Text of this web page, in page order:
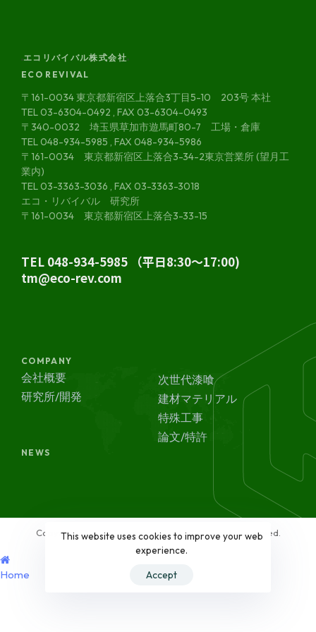
エコリバイバル株式会社
ECO REVIVAL
〒161-0034 東京都新宿区上落合3丁目5-10 203号 本社
TEL 03-6304-0492 , FAX 03-6304-0493
〒340-0032 埼玉県草加市遊馬町80-7 工場・倉庫
TEL 048-934-5985 , FAX 048-934-5986
〒161-0034 東京都新宿区上落合3-34-2東京営業所 (望月工
業内)
TEL 03-3363-3036 , FAX 03-3363-3018
エコ・リバイバル 研究所
〒161-0034 東京都新宿区上落合3-33-15
TEL 048-934-5985 （平日8:30～17:00)
tm@eco-rev.com
COMPANY
会社概要
研究所/開発
次世代漆喰
建材マテリアル
特殊工事
論文/特許
NEWS
Copyright © 2023 Ecorevival Co., Ltd. All Rights Reserved.
Home
This website uses cookies to improve your web
experience.
Accept